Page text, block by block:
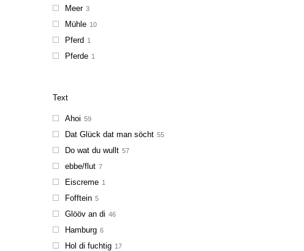
Meer 3
Mühle 10
Pferd 1
Pferde 1
Text
Ahoi 59
Dat Glück dat man söcht 55
Do wat du wullt 57
ebbe/flut 7
Eiscreme 1
Fofftein 5
Glööv an di 46
Hamburg 6
Hol di fuchtig 17